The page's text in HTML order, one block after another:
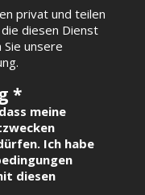
privat und teilen
diesen Dienst
Sie unsere
*
meine
Ich habe
diesen